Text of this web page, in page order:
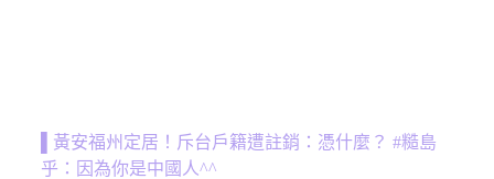
▌黃安福州定居！斥台戶籍遭註銷：憑什麼？ #糙島
乎：因為你是中國人^^